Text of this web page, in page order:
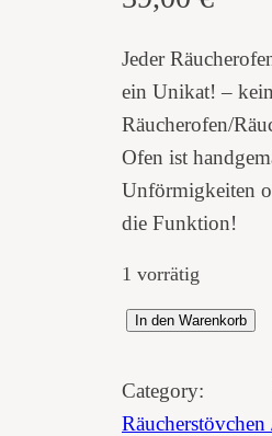
Jeder
ein Unikat! –
Räucherofen/
Ofen ist
Unförmigkeiten
die Funktion!
1 vorrätig
R
u
c
In den Warenkorb
Category:
Räucherstövchen